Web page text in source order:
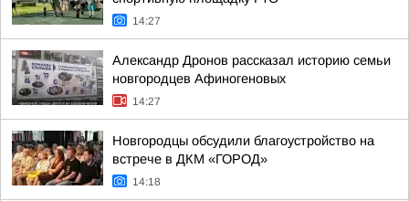
14:27
Александр Дронов рассказал историю семьи
новгородцев Афиногеновых
14:27
Новгородцы обсудили благоустройство на
встрече в ДКМ «ГОРОД»
14:18